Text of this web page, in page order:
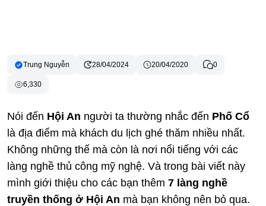
Trung Nguyễn 28/04/2024 20/04/2020 0
6,330
Nói đến Hội An người ta thường nhắc đến Phố Cổ
là địa điểm mà khách du lịch ghé thăm nhiều nhất.
Không những thế mà còn là nơi nổi tiếng với các
làng nghề thủ công mỹ nghệ. Và trong bài viết này
mình giới thiệu cho các bạn thêm 7 làng nghề
truyền thống ở Hội An mà bạn không nên bỏ qua.